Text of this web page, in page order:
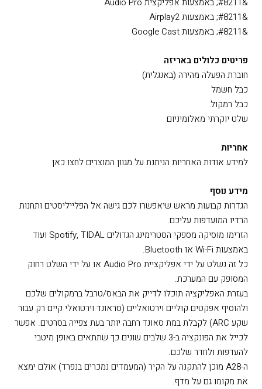
עומק: 20 ס&#8221;מ
משקל: 6.66 ק&#8221;ג (לזוג)
מולטירום 3x
&#8211; באמצעות Airplay2
&#8211; באמצעות Google Cast
פריטים כלולים באריזה
חוברת הפעלה מהירה (באנגלית)
כבל רמקול
שלט יוקרתי מאלומיניום
אחריות
למידע אודות האחריות הניתנת על מגוון המוצרים לחצו כאן
מידע נוסף
הגדרות קבועות מראש שיאפשרו לכם גישה אל הפלייליסטים ותחנות
הרדיו המועדפות עליכם.
באמצעות Wi-Fi או Bluetooth.
כל זה נשלט על ידי אפליקציית Audio Pro או על ידי השלט רחוק
המסופק עם המערכת.
בעזרת האפליקציה תוכלו לדייק את הבאס/טרבל ברמקולים שלכם
ולהוסיף אפקטים קוליים וירטואליים (סראונד וירטואלי קיים רק עבור
שקע ARC) לקבלת במת סאונד רחבה יותר בעת צפייה בסרטים. אפשר